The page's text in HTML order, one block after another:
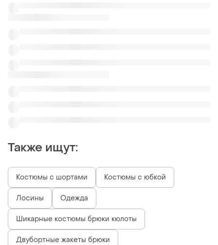
Также ищут:
Костюмы с шортами Костюмы с юбкой
Лосины Одежда
Шикарные костюмы брюки кюлоты
Двубортные жакеты брюки